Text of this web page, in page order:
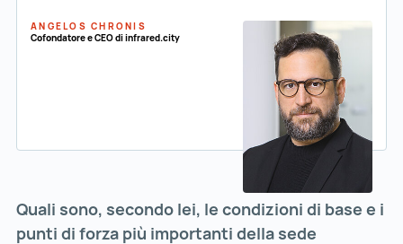
ANGELOS CHRONIS
Cofondatore e CEO di infrared.city
Quali sono, secondo lei, le condizioni di base e i
punti di forza più importanti della sede